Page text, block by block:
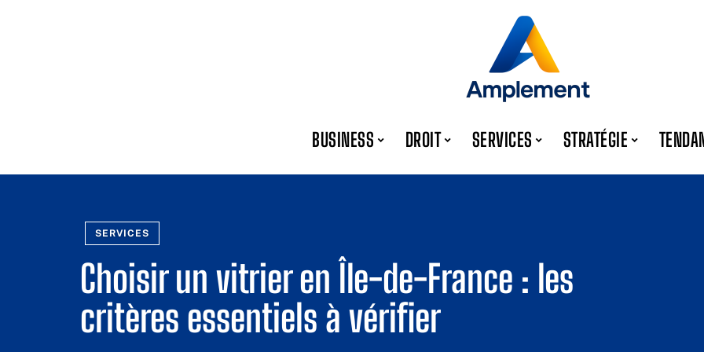
BUSINESS DROIT SERVICES STRATÉGIE
SERVICES
Choisir un vitrier en Île-de-France : les
critères essentiels à vérifier